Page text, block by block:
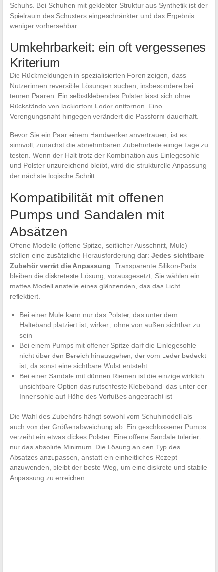
Schuhs. Bei Schuhen mit geklebter Struktur aus Synthetik ist der
Spielraum des Schusters eingeschränkter und das Ergebnis
weniger vorhersehbar.
Umkehrbarkeit: ein oft vergessenes
Kriterium
Die Rückmeldungen in spezialisierten Foren zeigen, dass
Nutzerinnen reversible Lösungen suchen, insbesondere bei
teuren Paaren. Ein selbstklebendes Polster lässt sich ohne
Rückstände von lackiertem Leder entfernen. Eine
Verengungsnaht hingegen verändert die Passform dauerhaft.
Bevor Sie ein Paar einem Handwerker anvertrauen, ist es
sinnvoll, zunächst die abnehmbaren Zubehörteile einige Tage zu
testen. Wenn der Halt trotz der Kombination aus Einlegesohle
und Polster unzureichend bleibt, wird die strukturelle Anpassung
der nächste logische Schritt.
Kompatibilität mit offenen
Pumps und Sandalen mit
Absätzen
Offene Modelle (offene Spitze, seitlicher Ausschnitt, Mule)
stellen eine zusätzliche Herausforderung dar: Jedes sichtbare
Zubehör verrät die Anpassung. Transparente Silikon-Pads
bleiben die diskreteste Lösung, vorausgesetzt, Sie wählen ein
mattes Modell anstelle eines glänzenden, das das Licht
reflektiert.
Bei einer Mule kann nur das Polster, das unter dem
Halteband platziert ist, wirken, ohne von außen sichtbar zu
sein
Bei einem Pumps mit offener Spitze darf die Einlegesohle
nicht über den Bereich hinausgehen, der vom Leder bedeckt
ist, da sonst eine sichtbare Wulst entsteht
Bei einer Sandale mit dünnen Riemen ist die einzige wirklich
unsichtbare Option das rutschfeste Klebeband, das unter der
Innensohle auf Höhe des Vorfußes angebracht ist
Die Wahl des Zubehörs hängt sowohl vom Schuhmodell als
auch von der Größenabweichung ab. Ein geschlossener Pumps
verzeiht ein etwas dickes Polster. Eine offene Sandale toleriert
nur das absolute Minimum. Die Lösung an den Typ des
Absatzes anzupassen, anstatt ein einheitliches Rezept
anzuwenden, bleibt der beste Weg, um eine diskrete und stabile
Anpassung zu erreichen.